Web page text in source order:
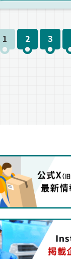
1 2 3